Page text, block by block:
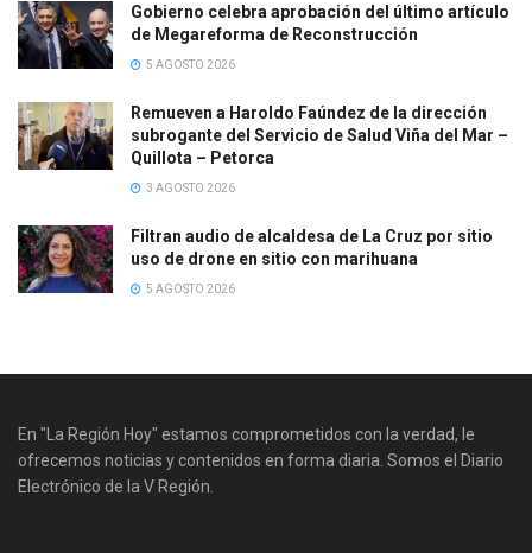
Gobierno celebra aprobación del último artículo
de Megareforma de Reconstrucción
5 AGOSTO 2026
Remueven a Haroldo Faúndez de la dirección
subrogante del Servicio de Salud Viña del Mar –
Quillota – Petorca
3 AGOSTO 2026
Filtran audio de alcaldesa de La Cruz por sitio
uso de drone en sitio con marihuana
5 AGOSTO 2026
En "La Región Hoy" estamos comprometidos con la verdad, le
ofrecemos noticias y contenidos en forma diaria. Somos el Diario
Electrónico de la V Región.